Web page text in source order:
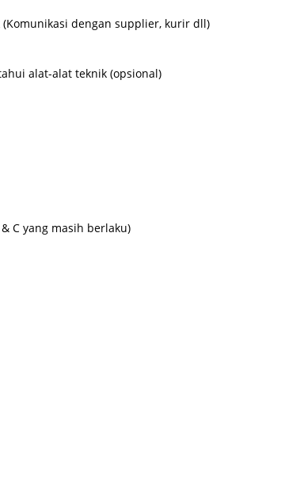
dengan supplier, kurir dll)
alat-alat teknik (opsional)
C yang masih berlaku)